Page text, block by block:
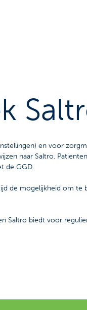
en voor
naar Saltro.
de GGD.
de mogelijkheid om
Saltro biedt voor